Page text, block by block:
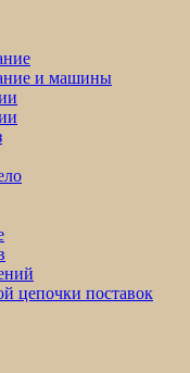
и машины
цепочки поставок